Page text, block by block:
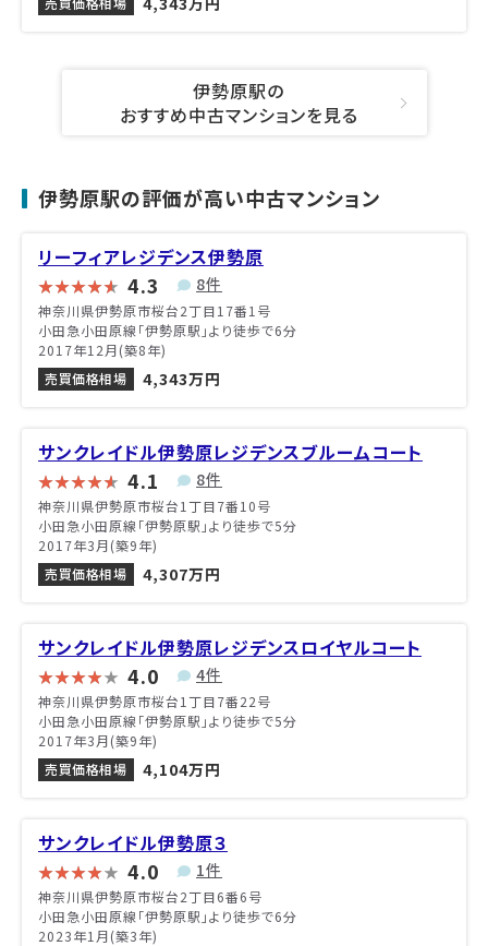
伊勢原駅の
おすすめ中古マンションを見る
伊勢原駅の評価が高い中古マンション
リーフィアレジデンス伊勢原
4.3 8件
神奈川県伊勢原市桜台2丁目17番1号
小田急小田原線「伊勢原駅」より徒歩で6分
2017年12月(築8年)
売買価格相場
4,343万円
サンクレイドル伊勢原レジデンスブルームコート
4.1 8件
神奈川県伊勢原市桜台1丁目7番10号
小田急小田原線「伊勢原駅」より徒歩で5分
2017年3月(築9年)
売買価格相場
4,307万円
サンクレイドル伊勢原レジデンスロイヤルコート
4.0 4件
神奈川県伊勢原市桜台1丁目7番22号
小田急小田原線「伊勢原駅」より徒歩で5分
2017年3月(築9年)
売買価格相場
4,104万円
サンクレイドル伊勢原３
4.0 1件
神奈川県伊勢原市桜台2丁目6番6号
小田急小田原線「伊勢原駅」より徒歩で6分
2023年1月(築3年)